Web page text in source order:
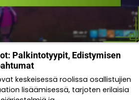
Palkintotyypit, Edistymisen
keskeisessä roolissa osallistujien
lisäämisessä, tarjoten erilaisia